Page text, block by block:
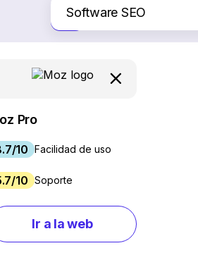
Software SEO
Servicios de hosting
Chat en vivo y chatbots
Marketing por correo
Solo las
Pro
10 Facilidad de uso
10 Soporte
Ir a la web